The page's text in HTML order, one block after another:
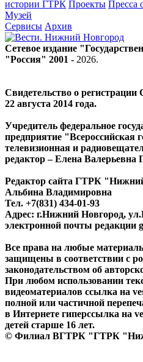
истории ГТРК Проекты Пресса
Музей
Сервисы Архив
Сетевое издание
"Россия" 2001 - 2026.
Свидетельство о
22 августа 2014 года.
Учредитель федеральное
предприятие "Всероссийская
телевизионная и
редактор – Елена Валерьевна
Редактор сайта ГТРК
Альбина Владимировна
Тел. +7(831) 434-01-93
Адрес: г.Нижний Новгород,
электронной почты редакции
Все права на любые
защищены в соответствии с
законодательством об
При любом использовании
видеоматериалов ссылка на
полной или частичной
в Интернете гиперссылка на
детей старше 16 лет.
© Филиал ВГТРК "ГТРК